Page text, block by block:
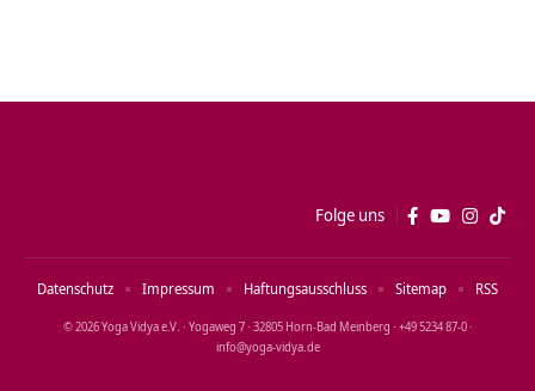
Folge uns
© 2026 Yoga Vidya e.V. · Yogaweg 7 · 32805 Horn‑Bad Meinberg · +49 5234 87‑0 ·
info@yoga‑vidya.de
Datenschutz Impressum Haftungsausschluss Sitemap RSS